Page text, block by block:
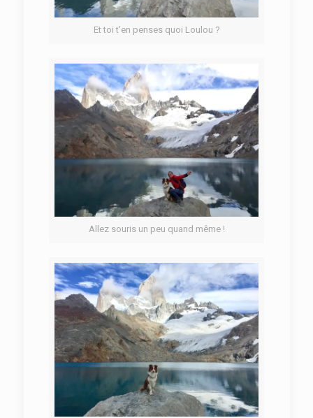
Et toi t’en penses quoi Loulou ?
Allez souris un peu quand même !